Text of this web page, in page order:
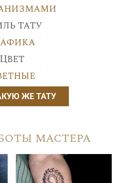
тату
Цвет
ЖЕ ТАТУ
мастера